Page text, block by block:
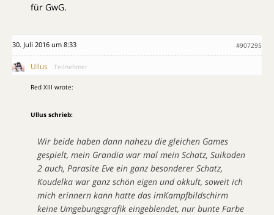
für GwG.
30. Juli 2016 um 8:33 #907295
Ullus Teilnehmer
Red XIII wrote:
Ullus schrieb:
Wir beide haben dann nahezu die gleichen Games
gespielt, mein Grandia war mal mein Schatz, Suikoden
2 auch, Parasite Eve ein ganz besonderer Schatz,
Koudelka war ganz schön eigen und okkult, soweit ich
mich erinnern kann hatte das imKampfbildschirm
keine Umgebungsgrafik eingeblendet, nur bunte Farbe